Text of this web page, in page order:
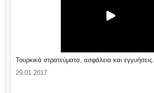
Τουρκικά στρατεύματα, ασφάλεια και εγγυήσεις.
29.01.2017